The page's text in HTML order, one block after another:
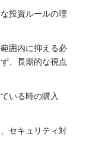
投資ルールの理
囲内に抑える必
、長期的な視点
いる時の購入
セキュリティ対